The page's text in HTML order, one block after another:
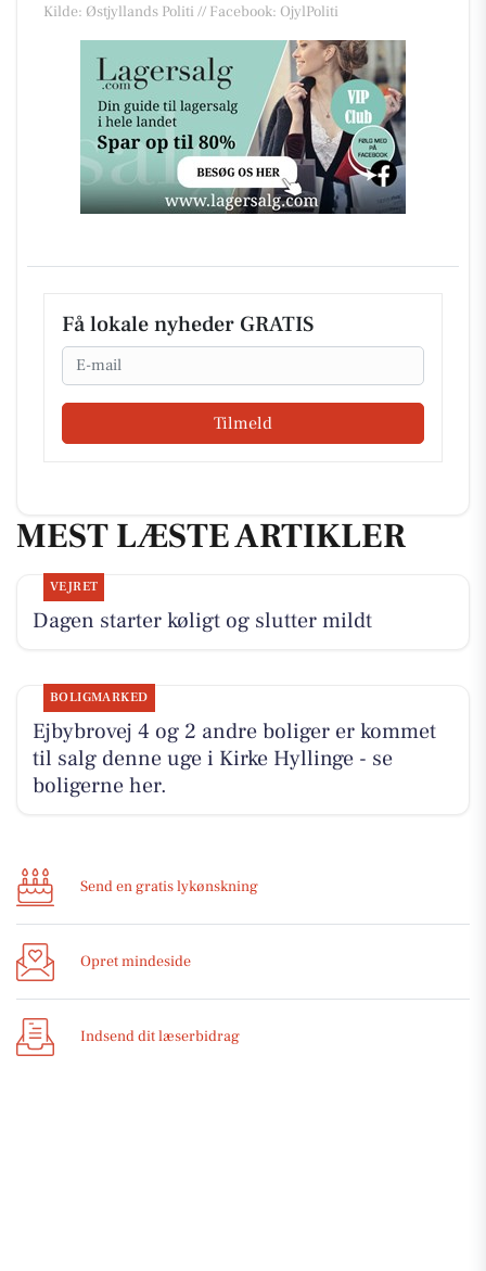
Kilde: Østjyllands Politi // Facebook: OjylPoliti
Få lokale nyheder GRATIS
Email
Tilmeld
MEST LÆSTE ARTIKLER
VEJRET
Dagen starter køligt og slutter mildt
BOLIGMARKED
Ejbybrovej 4 og 2 andre boliger er kommet
til salg denne uge i Kirke Hyllinge - se
boligerne her.
Send en gratis lykønskning
Opret mindeside
Indsend dit læserbidrag